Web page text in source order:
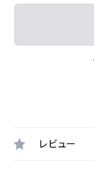
レビュー